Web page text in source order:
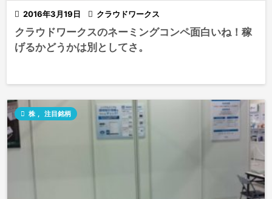
 2016年3月19日  クラウドワークス
クラウドワークスのネーミングコンペ面白いね！稼
げるかどうかは別としてさ。
 株 , 注目銘柄